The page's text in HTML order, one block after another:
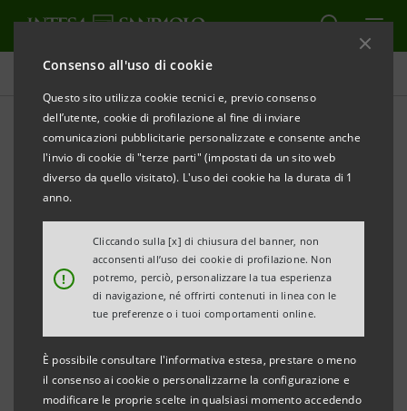
Consenso all'uso di cookie
Questo sito utilizza cookie tecnici e, previo consenso
dell’utente, cookie di profilazione al fine di inviare
comunicazioni pubblicitarie personalizzate e consente anche
l'invio di cookie di "terze parti" (impostati da un sito web
diverso da quello visitato). L'uso dei cookie ha la durata di 1
anno.
!
Cliccando sulla [x] di chiusura del banner, non
acconsenti all’uso dei cookie di profilazione. Non
potremo, perciò, personalizzare la tua esperienza
di navigazione, né offrirti contenuti in linea con le
tue preferenze o i tuoi comportamenti online.
È possibile consultare l'informativa estesa, prestare o meno
il consenso ai cookie o personalizzarne la configurazione e
modificare le proprie scelte in qualsiasi momento accedendo
Risk Management
Aggiornamento al 31
dicembre 2009 (Nota
integrativa consolidata -
Parte E)
TABELLA ALLEGATI